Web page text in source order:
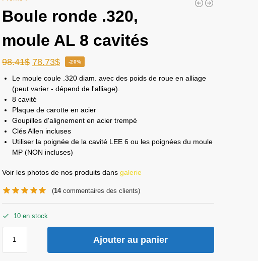
Boule ronde .320,
moule AL 8 cavités
98.41$ 78.73$ -20%
Le moule coule .320 diam. avec des poids de roue en alliage
(peut varier - dépend de l'alliage).
8 cavité
Plaque de carotte en acier
Goupilles d'alignement en acier trempé
Clés Allen incluses
Utiliser la poignée de la cavité LEE 6 ou les poignées du moule
MP (NON incluses)
Voir les photos de nos produits dans galerie
(14commentaires des clients)
10 en stock
Ajouter au panier